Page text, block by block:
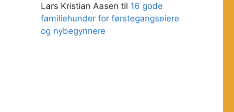
Lars Kristian Aasen til 16 gode
familiehunder for førstegangseiere
og nybegynnere